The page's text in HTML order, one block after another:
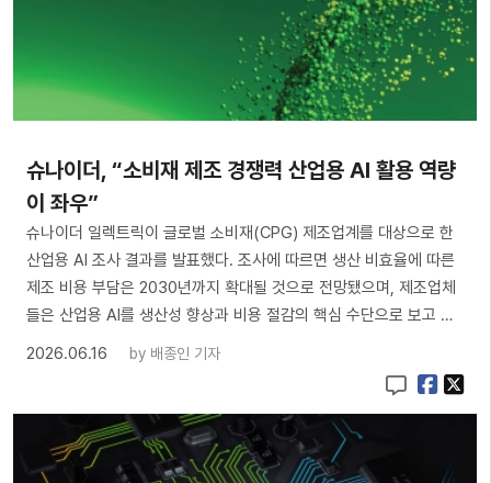
슈나이더, “소비재 제조 경쟁력 산업용 AI 활용 역량
이 좌우”
슈나이더 일렉트릭이 글로벌 소비재(CPG) 제조업계를 대상으로 한
산업용 AI 조사 결과를 발표했다. 조사에 따르면 생산 비효율에 따른
제조 비용 부담은 2030년까지 확대될 것으로 전망됐으며, 제조업체
들은 산업용 AI를 생산성 향상과 비용 절감의 핵심 수단으로 보고 …
2026.06.16
by 배종인 기자